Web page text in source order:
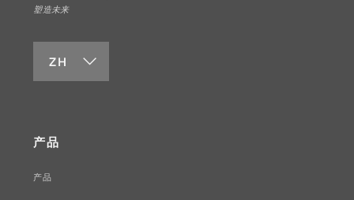
塑造未来
ZH
产品
产品